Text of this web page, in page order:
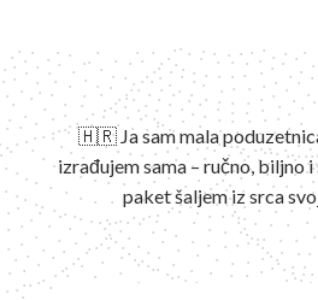
🇭🇷 Ja sam mala
izrađujem sama – ručno, biljno
paket šaljem iz srca